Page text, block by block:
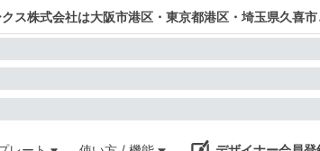
ス株式会社は大阪市港区・東京都港区・埼玉県久喜